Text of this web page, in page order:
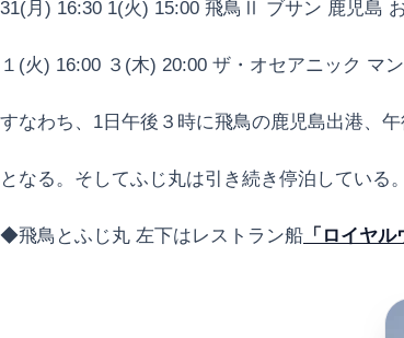
31(月) 16:30 1(火) 15:00 飛鳥Ⅱ ブサン 鹿児島
１(火) 16:00 ３(木) 20:00 ザ・オセアニック マ
すなわち、1日午後３時に飛鳥の鹿児島出港、
となる。そしてふじ丸は引き続き停泊している。
◆飛鳥とふじ丸 左下はレストラン船 「ロイヤル